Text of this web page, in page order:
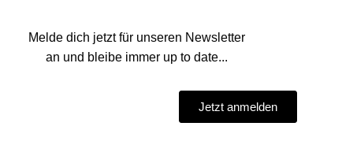
Melde dich jetzt für unseren Newsletter
an und bleibe immer up to date...
Jetzt anmelden